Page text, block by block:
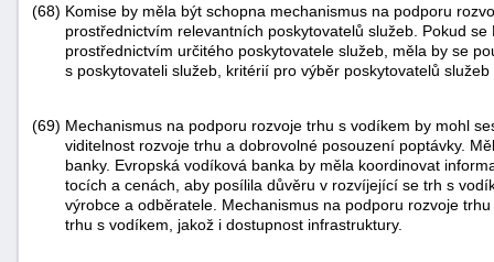
(68) Komise by měla být schopna mechanismus na podporu
prostřednictvím relevantních poskytovatelů služeb. Pokud
prostřednictvím určitého poskytovatele služeb, měla by se
s poskytovateli služeb, kritérií pro výběr poskytovatelů
(69) Mechanismus na podporu rozvoje trhu s vodíkem by mohl
viditelnost rozvoje trhu a dobrovolné posouzení poptávky.
banky. Evropská vodíková banka by měla koordinovat
tocích a cenách, aby posílila důvěru v rozvíjející se trh s
výrobce a odběratele. Mechanismus na podporu rozvoje
trhu s vodíkem, jakož i dostupnost infrastruktury.